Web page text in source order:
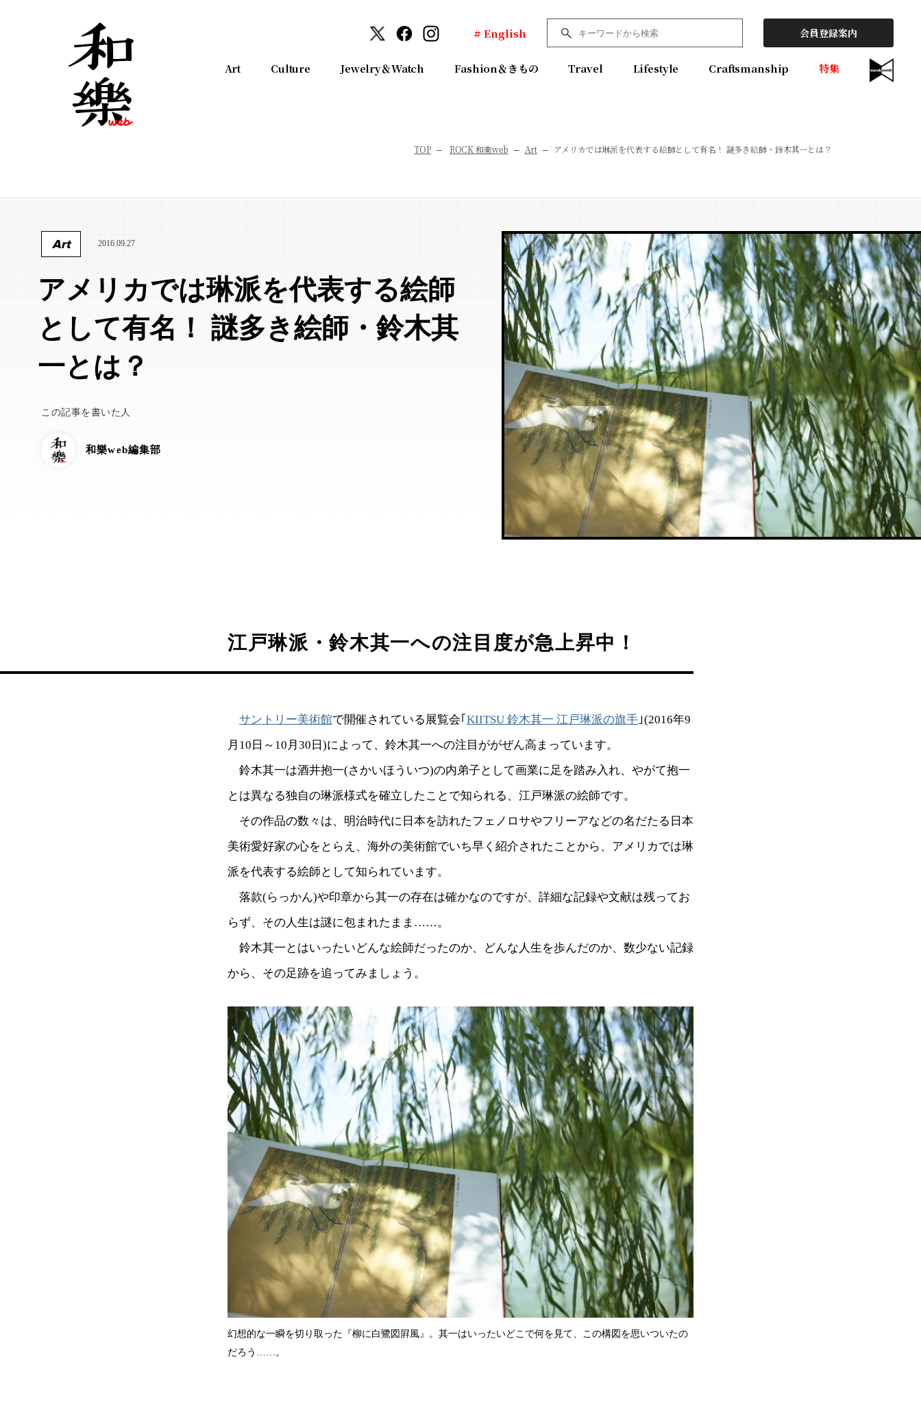
# English 会員登録案内
Art Culture Jewelry＆Watch Fashion＆きもの Travel Lifestyle Craftsmanship 特集
TOP ROCK 和樂web Art アメリカでは琳派を代表する絵師として有名！ 謎多き絵師・鈴木其一とは？
Art 2016.09.27
アメリカでは琳派を代表する絵師
として有名！ 謎多き絵師・鈴木其
一とは？
この記事を書いた人
和樂web編集部
江戸琳派・鈴木其一への注目度が急上昇中！
サントリー美術館で開催されている展覧会｢ KIITSU 鈴木其一 江戸琳派の旗手 ｣(2016年9
月10日～10月30日)によって、鈴木其一への注目ががぜん高まっています。
鈴木其一は酒井抱一(さかいほういつ)の内弟子として画業に足を踏み入れ、やがて抱一
とは異なる独自の琳派様式を確立したことで知られる、江戸琳派の絵師です。
その作品の数々は、明治時代に日本を訪れたフェノロサやフリーアなどの名だたる日本
美術愛好家の心をとらえ、海外の美術館でいち早く紹介されたことから、アメリカでは琳
派を代表する絵師として知られています。
落款(らっかん)や印章から其一の存在は確かなのですが、詳細な記録や文献は残ってお
らず、その人生は謎に包まれたまま……。
鈴木其一とはいったいどんな絵師だったのか、どんな人生を歩んだのか、数少ない記録
から、その足跡を追ってみましょう。
幻想的な一瞬を切り取った『柳に白鷺図屛風』。其一はいったいどこで何を見て、この構図を思いついたの
だろう……。